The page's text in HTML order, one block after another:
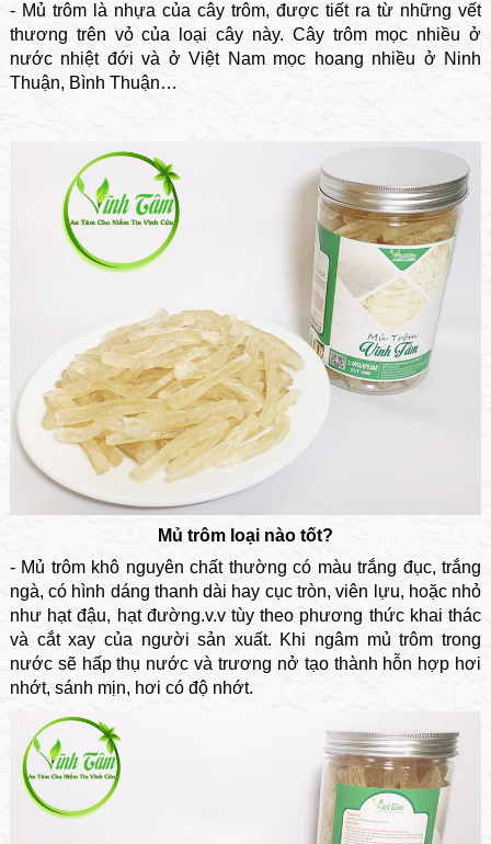
- Mủ trôm là nhựa của cây trôm, được tiết ra từ những vết
thương trên vỏ của loại cây này. Cây trôm mọc nhiều ở
nước nhiệt đới và ở Việt Nam mọc hoang nhiều ở Ninh
Thuận, Bình Thuận…
Mủ trôm loại nào tốt?
- Mủ trôm khô nguyên chất thường có màu trắng đục, trắng
ngà, có hình dáng thanh dài hay cục tròn, viên lựu, hoặc nhỏ
như hạt đậu, hạt đường.v.v tùy theo phương thức khai thác
và cắt xay của người sản xuất. Khi ngâm mủ trôm trong
nước sẽ hấp thụ nước và trương nở tạo thành hỗn hợp hơi
nhớt, sánh mịn, hơi có độ nhớt.